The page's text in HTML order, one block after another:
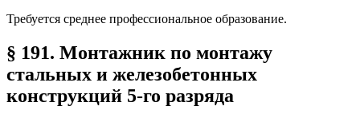
Требуется среднее профессиональное образование.
§ 191. Монтажник по монтажу
стальных и железобетонных
конструкций 5-го разряда